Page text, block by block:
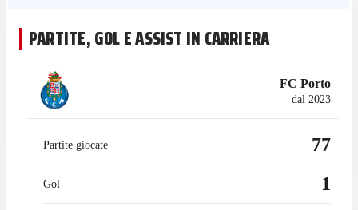
PARTITE, GOL E ASSIST IN CARRIERA
FC Porto
dal 2023
Partite giocate 77
Gol 1